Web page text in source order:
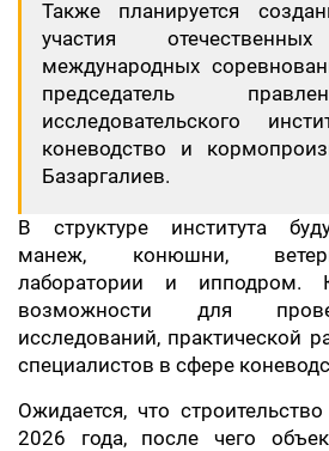
Также планируется
участия
международных
председатель
исследовательского
коневодство и
Базаргалиев.
В структуре института
манеж, конюшни,
лаборатории и ипподром.
возможности для
исследований, практической
специалистов в сфере
Ожидается, что
2026 года, после чего